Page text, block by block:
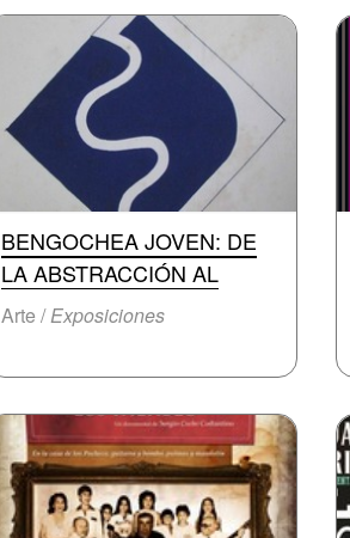
BENGOCHEA JOVEN: DE
LA ABSTRACCIÓN AL
Arte /Exposiciones